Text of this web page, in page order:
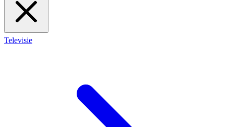
Televisie